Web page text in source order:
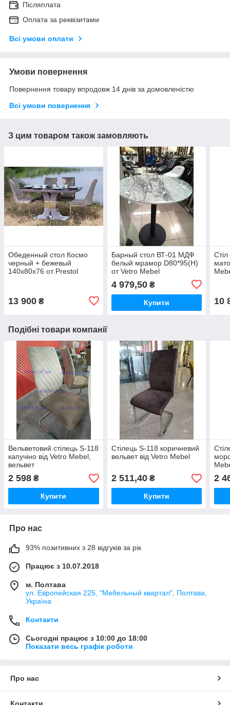
Післяплата
Оплата за реквізитами
Всі умови оплати
Умови повернення
Повернення товару впродовж 14 днів за домовленістю
Всі умови повернення
З цим товаром також замовляють
Обеденный стол Космо
черный + бежевый
140x80x76 от Prestol
13 900 ₴
Барный стол ВТ-01 МДФ
белый мрамор D80*95(H)
от Vetro Mebel
4 979,50₴
Купити 10
Подібні товари компанії
Вельветовий стілець S-118
капучіно від Vetro Mebel,
вельвет
2 598 ₴
Купити
Стілець S-118 коричневий
вельвет від Vetro Mebel
2 511,40₴
Купити
2
Про нас
93% позитивних з 28 відгуків за рік
Працює з 10.07.2018
м. Полтава
ул. Европейская 225, "Мебельный квартал", Полтава,
Україна
Контакти
Сьогодні працює з 10:00 до 18:00
Показати весь графік роботи
Про нас